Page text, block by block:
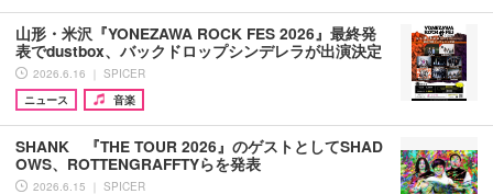
山形・米沢『YONEZAWA ROCK FES 2026』最終発
表でdustbox、バックドロップシンデレラが出演決定
2026.6.16 ｜ SPICER
ニュース
音楽
SHANK 『THE TOUR 2026』のゲストとしてSHAD
OWS、ROTTENGRAFFTYらを発表
2026.6.15 ｜ SPICER